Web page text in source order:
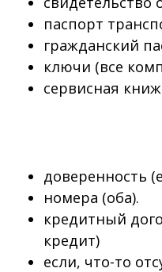
паспорт
гражданский
ключи (все
сервисная
доверенность
номера (оба).
кредитный
кредит)
если, что-то